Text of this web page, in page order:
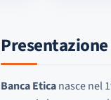
Presentazione
Banca Eticanasce nel